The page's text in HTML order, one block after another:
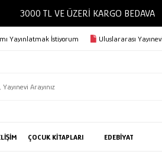
3000 TL VE ÜZERİ KARGO BEDAVA
Yayınlatmak İstiyorum Uluslararası
ÇOCUK KİTAPLARI EDEBİYAT